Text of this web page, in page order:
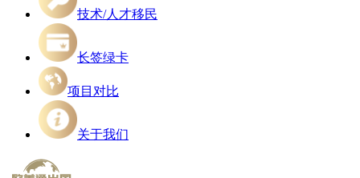
技术/人才移民
长签绿卡
项目对比
关于我们